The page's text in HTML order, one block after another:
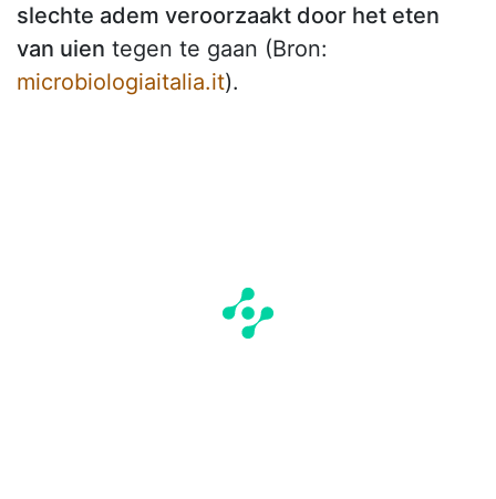
slechte adem veroorzaakt door het eten
van uien tegen te gaan (Bron:
microbiologiaitalia.it).